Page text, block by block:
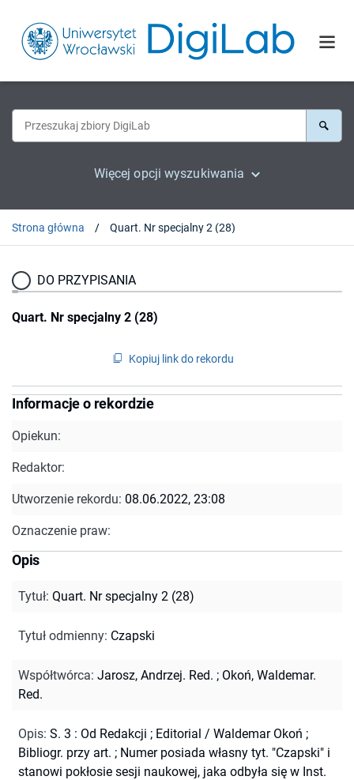
Więcej opcji wyszukiwania
Strona główna Quart. Nr specjalny 2 (28)
DO PRZYPISANIA
Quart. Nr specjalny 2 (28)
Kopiuj link do rekordu
Informacje o rekordzie
Opiekun:
Redaktor:
Utworzenie rekordu: 08.06.2022, 23:08
Oznaczenie praw:
Opis
Tytuł: Quart. Nr specjalny 2 (28)
Tytuł odmienny: Czapski
Współtwórca: Jarosz, Andrzej. Red. ; Okoń, Waldemar.
Red.
Opis: S. 3 : Od Redakcji ; Editorial / Waldemar Okoń ;
Bibliogr. przy art. ; Numer posiada własny tyt. "Czapski" i
stanowi pokłosie sesji naukowej, jaka odbyła się w Inst.